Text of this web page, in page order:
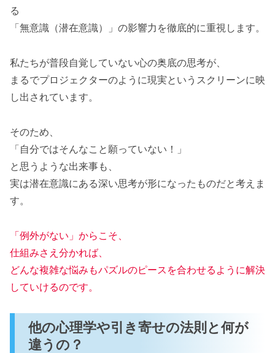
る
「無意識（潜在意識）」の影響力を徹底的に重視します。
私たちが普段自覚していない心の奥底の思考が、
まるでプロジェクターのように現実というスクリーンに映
し出されています。
そのため、
「自分ではそんなこと願っていない！」
と思うような出来事も、
実は潜在意識にある深い思考が形になったものだと考えま
す。
「例外がない」からこそ、
仕組みさえ分かれば、
どんな複雑な悩みもパズルのピースを合わせるように解決
していけるのです。
他の心理学や引き寄せの法則と何が
違うの？